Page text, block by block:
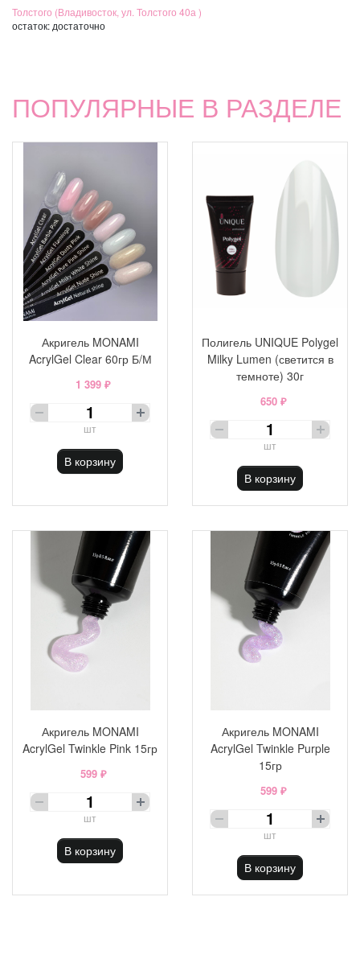
Толстого (Владивосток, ул. Толстого 40а )
остаток: достаточно
ПОПУЛЯРНЫЕ В РАЗДЕЛЕ
Акригель MONAMI
AcrylGel Clear 60гр Б/М
1 399 ₽
шт
В корзину
Полигель UNIQUE Polygel
Milky Lumen (светится в
темноте) 30г
650 ₽
шт
В корзину
Акригель MONAMI
AcrylGel Twinkle Pink 15гр
599 ₽
шт
В корзину
Акригель MONAMI
AcrylGel Twinkle Purple
15гр
599 ₽
шт
В корзину